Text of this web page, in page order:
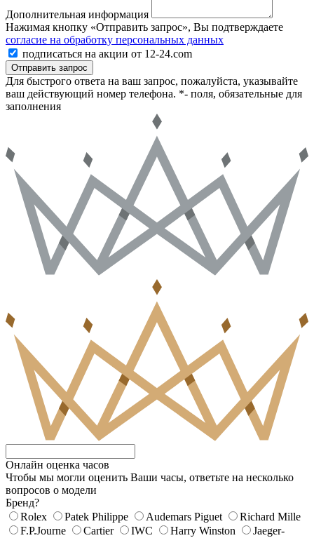
Дополнительная информация
Нажимая кнопку «Отправить запрос», Вы подтверждаете
согласие на обработку персональных данных
подписаться на акции от 12-24.com
Отправить запрос
Для быстрого ответа на ваш запрос, пожалуйста, указывайте
ваш действующий номер телефона. *- поля, обязательные для
заполнения
Онлайн оценка часов
Чтобы мы могли оценить Ваши часы, ответьте на несколько
вопросов о модели
Бренд?
Rolex
Patek Philippe Audemars Piguet
Richard Mille
F.P.Journe
Cartier IWC Harry Winston
Jaeger-